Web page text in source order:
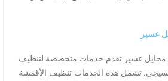
عسير
عسير تقدم خدمات متخصصة لتنظيف
تشمل هذه الخدمات تنظيف الأقمشة